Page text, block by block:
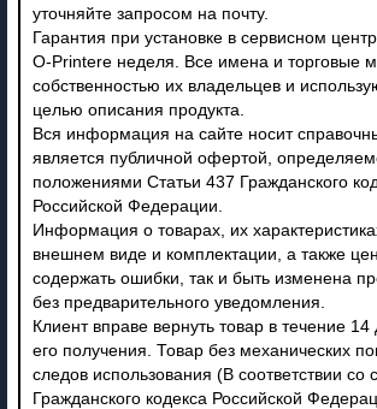
уточняйте запросом на почту.
Гарантия при установке в сервисном
O-Printere неделя. Все имена и торговые
собственностью их владельцев и
целью описания продукта.
Вся информация на сайте носит
является публичной офертой,
положениями Статьи 437 Гражданского
Российской Федерации.
Информация о товарах, их
внешнем виде и комплектации, а также
содержать ошибки, так и быть изменена
без предварительного уведомления.
Клиент вправе вернуть товар в течение
его получения. Товар без механических
следов использования (В соответствии со
Гражданского кодекса Российской